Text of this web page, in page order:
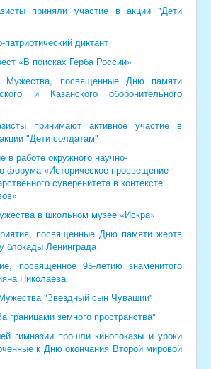
приняли участие в акции "Дети
патриотический диктант
«В поисках Герба России»
Мужества, посвященные Дню памяти
и Казанского оборонительного
принимают активное участие в
"Дети солдатам"
в работе окружного научно-
форума «Историческое просвещение
суверенитета в контексте
в школьном музее «Искра»
посвященные Дню памяти жертв
блокады Ленинграда
посвященное 95-летию знаменитого
Николаева
"Звездный сын Чувашии"
границами земного пространства"
гимназии прошли кинопоказы и уроки
к Дню окончания Второй мировой